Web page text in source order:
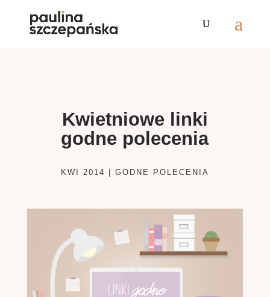
Kwietniowe linki
godne polecenia
KWI 2014 GODNE POLECENIA